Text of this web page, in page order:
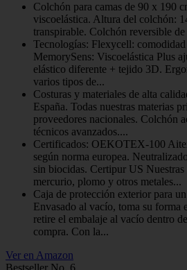
Colchón para camas de 90 x 190
viscoelástica. Altura del colchón:
transpirable. Colchón reversible de
Tecnologías: Flexycell:
MemorySens: Viscoelástica Plus
elástico diferente + tejido 3D.
varios tipos de...
Costuras y materiales de alta
España. Todas nuestras materias
proveedores nacionales. Colchón
técnicos avanzados....
Certificados: OEKOTEX-100
según norma europea.
sin biocidas. Certipur US Nuestras
mercurio, plomo y otros metales...
Caja de protección exterior para
Envasado al vacío, toma su forma
retire el embalaje al vacío dentro
compra. Con la...
Ver en Amazon